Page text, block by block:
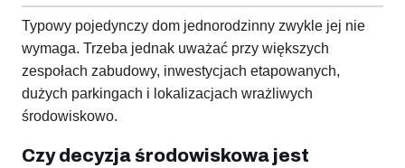
Typowy pojedynczy dom jednorodzinny zwykle jej nie
wymaga. Trzeba jednak uważać przy większych
zespołach zabudowy, inwestycjach etapowanych,
dużych parkingach i lokalizacjach wrażliwych
środowiskowo.
Czy decyzja środowiskowa jest